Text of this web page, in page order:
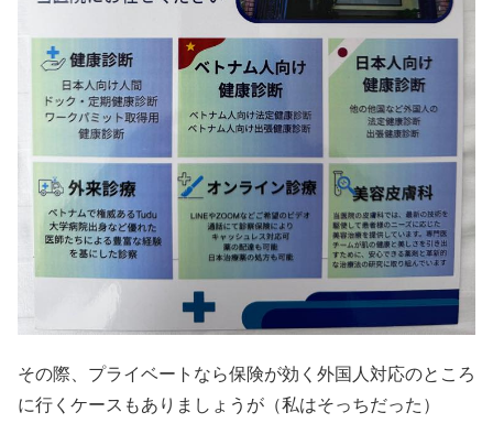
その際、プライベートなら保険が効く外国人対応のところ
に行くケースもありましょうが（私はそっちだった）